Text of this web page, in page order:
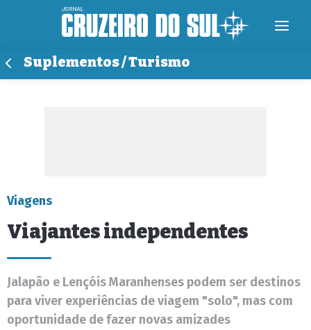
Suplementos / Turismo
Viagens
Viajantes independentes
Jalapão e Lençóis Maranhenses podem ser destinos
para viver experiências de viagem "solo", mas com
oportunidade de fazer novas amizades